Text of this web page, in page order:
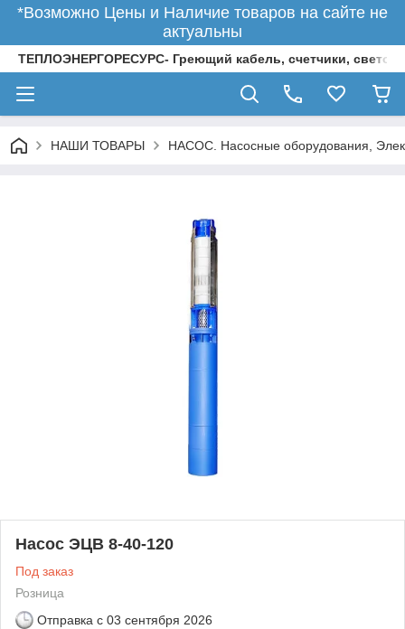
*Возможно Цены и Наличие товаров на сайте не
актуальны
ТЕПЛОЭНЕРГОРЕСУРС- Греющий кабель, счетчики,
НАШИ ТОВАРЫ НАСОС. Насосные оборудования,
Насос ЭЦВ 8-40-120
Под заказ
Розница
Отправка с 03 сентября 2026